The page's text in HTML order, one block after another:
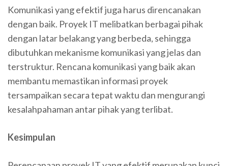
Komunikasi yang efektif juga harus direncanakan
dengan baik. Proyek IT melibatkan berbagai pihak
dengan latar belakang yang berbeda, sehingga
dibutuhkan mekanisme komunikasi yang jelas dan
terstruktur. Rencana komunikasi yang baik akan
membantu memastikan informasi proyek
tersampaikan secara tepat waktu dan mengurangi
kesalahpahaman antar pihak yang terlibat.
Kesimpulan